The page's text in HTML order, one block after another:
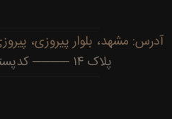
پلاک ۱۴ ──── کدپستی: ۹۱۷۷۷۳۴۴۸۶